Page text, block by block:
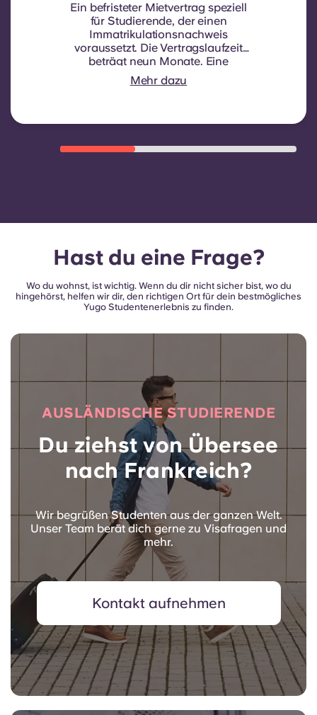
Ein befristeter Mietvertrag speziell
für Studierende, der einen
Immatrikulationsnachweis
voraussetzt. Die Vertragslaufzeit
beträgt neun Monate. Eine
Verlängerung erfolgt nicht
automatisch, kann aber durch einen
die Verfügbarkeit von Zimmern
Mehr dazu
Hast du eine Frage?
Wo du wohnst, ist wichtig. Wenn du dir nicht sicher bist, wo du
hingehörst, helfen wir dir, den richtigen Ort für dein bestmögliches
Yugo Studentenerlebnis zu finden.
AUSLÄNDISCHE STUDIERENDE
Du ziehst von Übersee
nach Frankreich?
Wir begrüßen Studenten aus der ganzen Welt.
Unser Team berät dich gerne zu Visafragen und
mehr.
Kontakt aufnehmen